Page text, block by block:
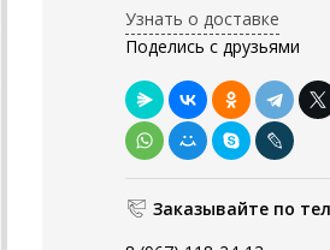
Узнать о доставке
Поделись с друзьями
Заказывайте по